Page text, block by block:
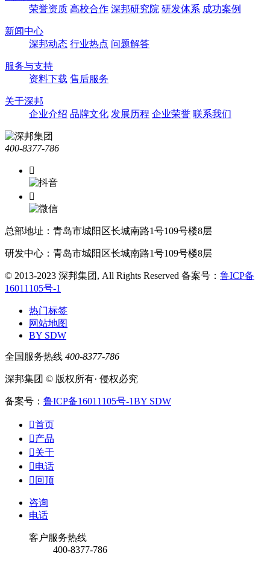
荣誉资质 高校合作 深邦研究院 研发体系 成功案例
新闻中心
深邦动态 行业热点 问题解答
服务与支持
资料下载 售后服务
关于深邦
企业介绍 品牌文化 发展历程 企业荣誉 联系我们
400-8377-786


总部地址：青岛市城阳区长城南路1号109号楼8层
研发中心：青岛市城阳区长城南路1号109号楼8层
© 2013-2023 深邦集团, All Rights Reserved 备案号： 鲁ICP备
16011105号-1
热门标签
网站地图
BY SDW
全国服务热线 400-8377-786
深邦集团 © 版权所有· 侵权必究
备案号： 鲁ICP备16011105号-1BY SDW
首页
产品
关于
电话
 回顶
咨询
电话
客户服务热线
400-8377-786